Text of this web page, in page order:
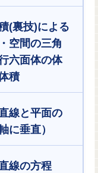
(裏技)による
空間の三角
六面体の体
積
線と平面の
に垂直）
線の方程